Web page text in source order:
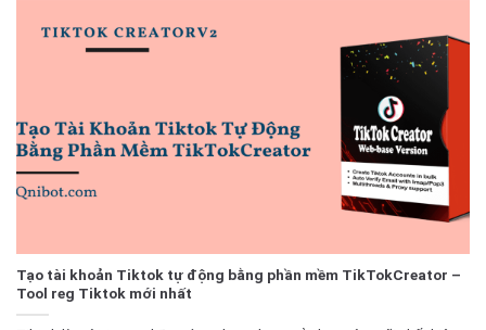
Tạo tài khoản Tiktok tự động bằng phần mềm TikTokCreator –
Tool reg Tiktok mới nhất